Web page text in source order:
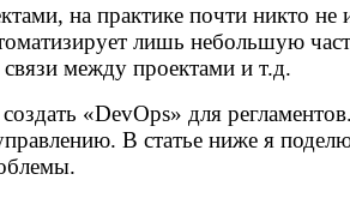
на практике почти никто не
лишь небольшую
связи между проектами и т.д.
«DevOps» для
В статье ниже я